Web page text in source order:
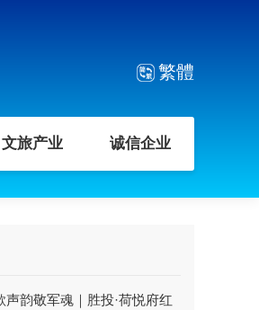
繁體
文旅产业 诚信企业
韵敬军魂｜胜投·荷悦府红